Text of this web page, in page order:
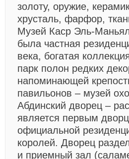
золоту, оружие,
хрусталь, фарфор,
Музей Каср Эль-
была частная
века, богатая
парк полон редких
напоминающей
павильонов – музей
Абдинский дворец –
является первым
официальной
королей. Дворец
и приемный зал